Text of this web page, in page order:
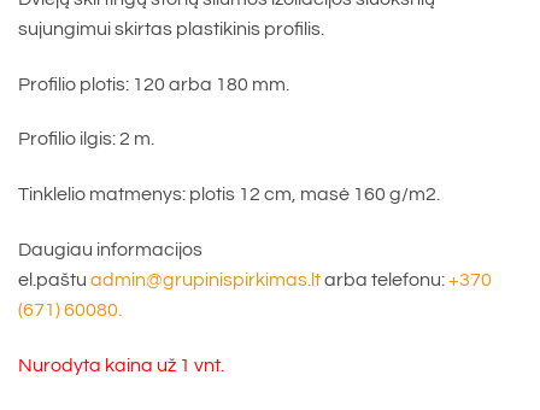
sujungimui skirtas plastikinis profilis.
Profilio plotis: 120 arba 180 mm.
Profilio ilgis: 2 m.
Tinklelio matmenys: plotis 12 cm, masė 160 g/m2.
Daugiau informacijos
el.paštu admin@grupinispirkimas.ltarba telefonu:+370
(671) 60080.
Nurodyta kaina už 1 vnt.